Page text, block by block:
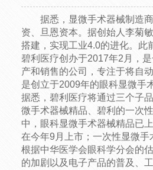
据悉，显微手术器械制造
资、旦恩资本。据创始人李菊
搭建，实现工业4.0的进化。此
碧利医疗创办于2017年2月，
产和销售的公司，专注于将自
是创立于2009年的眼科显微手
据悉，碧利医疗将通过三个子
微手术器械精品、碧利的一次
中，眼科显微手术器械精品已
在今年9月上市；一次性显微手
根据中华医学会眼科学分会的
的加剧以及电子产品的普及、